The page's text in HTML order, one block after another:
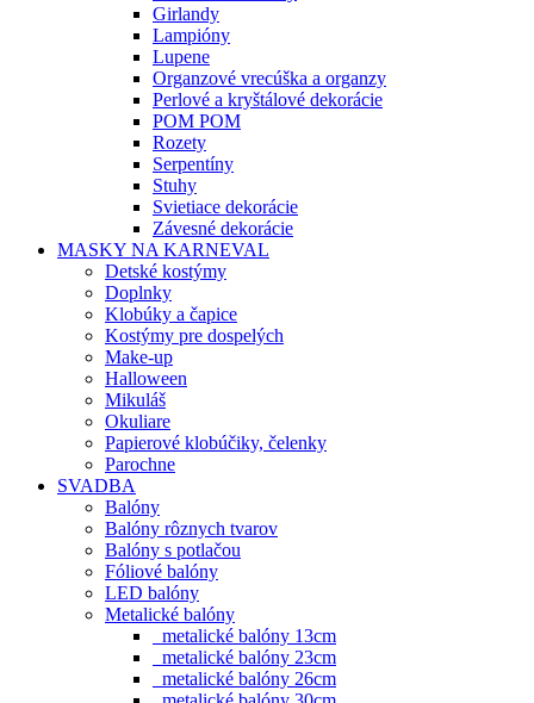
Girlandy
Lampióny
Lupene
Organzové vrecúška a organzy
Perlové a kryštálové dekorácie
POM POM
Rozety
Serpentíny
Stuhy
Svietiace dekorácie
Závesné dekorácie
MASKY NA KARNEVAL
Detské kostýmy
Doplnky
Klobúky a čapice
Kostýmy pre dospelých
Make-up
Halloween
Mikuláš
Okuliare
Papierové klobúčiky, čelenky
Parochne
SVADBA
Balóny
Balóny rôznych tvarov
Balóny s potlačou
Fóliové balóny
LED balóny
Metalické balóny
metalické balóny 13cm
metalické balóny 23cm
metalické balóny 26cm